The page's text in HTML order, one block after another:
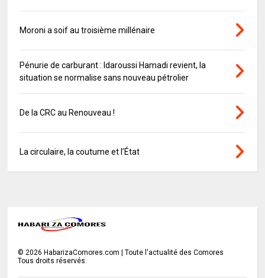
Moroni a soif au troisième millénaire
Pénurie de carburant : Idaroussi Hamadi revient, la
situation se normalise sans nouveau pétrolier
De la CRC au Renouveau !
La circulaire, la coutume et l’État
© 2026 HabarizaComores.com | Toute l'actualité des Comores
Tous droits réservés.